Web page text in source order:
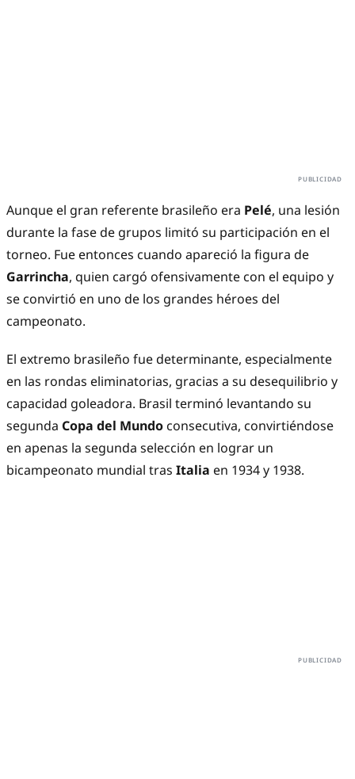
Aunque el gran referente brasileño era Pelé, una lesión
durante la fase de grupos limitó su participación en el
torneo. Fue entonces cuando apareció la figura de
Garrincha, quien cargó ofensivamente con el equipo y
se convirtió en uno de los grandes héroes del
campeonato.
El extremo brasileño fue determinante, especialmente
en las rondas eliminatorias, gracias a su desequilibrio y
capacidad goleadora. Brasil terminó levantando su
segunda Copa del Mundo consecutiva, convirtiéndose
en apenas la segunda selección en lograr un
bicampeonato mundial tras Italia en 1934 y 1938.